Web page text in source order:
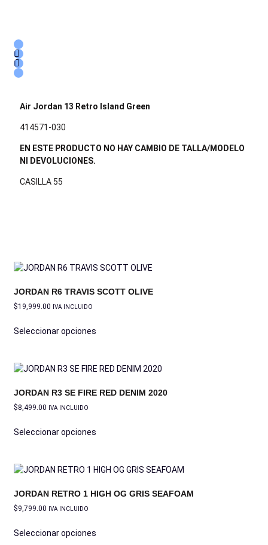
Air Jordan 13 Retro Island Green
414571-030
EN ESTE PRODUCTO NO HAY CAMBIO DE TALLA/MODELO
NI DEVOLUCIONES.
CASILLA 55
JORDAN R6 TRAVIS SCOTT OLIVE
$19,999.00 IVA INCLUIDO
Seleccionar opciones
JORDAN R3 SE FIRE RED DENIM 2020
$8,499.00 IVA INCLUIDO
Seleccionar opciones
JORDAN RETRO 1 HIGH OG GRIS SEAFOAM
$9,799.00 IVA INCLUIDO
Seleccionar opciones